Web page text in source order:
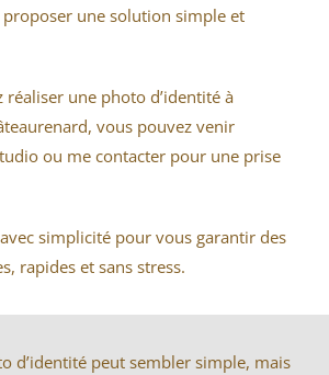
une solution simple et
réaliser une photo d’identité à
vous pouvez venir
ou me contacter pour une prise
simplicité pour vous garantir des
rapides et sans stress.
d’identité peut sembler simple, mais